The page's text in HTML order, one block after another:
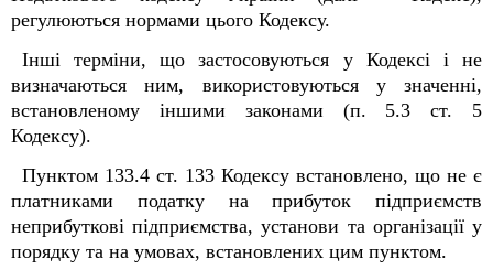
регулюються нормами цього Кодексу.
Інші терміни, що застосовуються у Кодексі і не
визначаються ним, використовуються у значенні,
встановленому іншими законами (п. 5.3 ст. 5
Кодексу).
Пунктом 133.4 ст. 133 Кодексу встановлено, що не є
платниками податку на прибуток підприємств
неприбуткові підприємства, установи та організації у
порядку та на умовах, встановлених цим пунктом.